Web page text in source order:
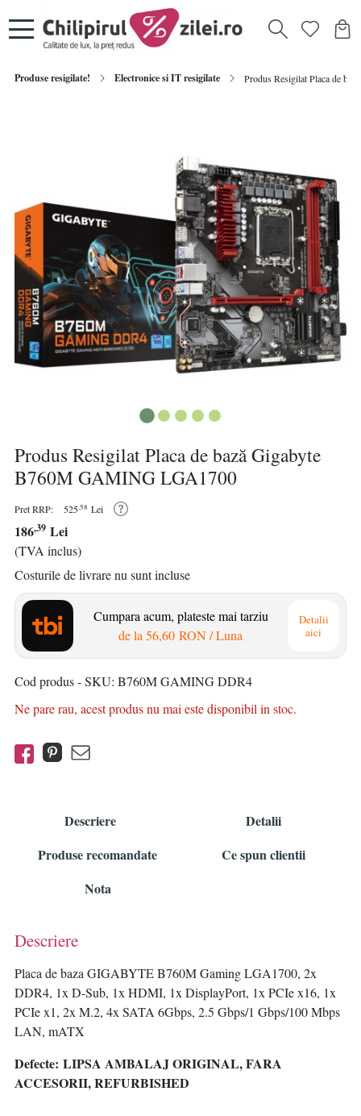
Produse resigilate! Electronice si IT resigilate Produs Resigilat Placa de
Produs Resigilat Placa de bază Gigabyte
B760M GAMING LGA1700
Pret RRP: 525,58 Lei
186,39 Lei
(TVA inclus)
Costurile de livrare nu sunt incluse
Cumpara acum, plateste mai tarziu
de la 56,60 RON/ Luna
Detalii
aici
Cod produs - SKU B760M GAMING DDR4
Ne pare rau, acest produs nu mai este disponibil in stoc.
Descriere
Detalii
Produse recomandate
Ce spun clientii
Nota
Descriere
Placa de baza GIGABYTE B760M Gaming LGA1700, 2x
DDR4, 1x D-Sub, 1x HDMI, 1x DisplayPort, 1x PCIe x16, 1x
PCIe x1, 2x M.2, 4x SATA 6Gbps, 2.5 Gbps/1 Gbps/100 Mbps
LAN, mATX
Defecte: LIPSA AMBALAJ ORIGINAL, FARA
ACCESORII, REFURBISHED